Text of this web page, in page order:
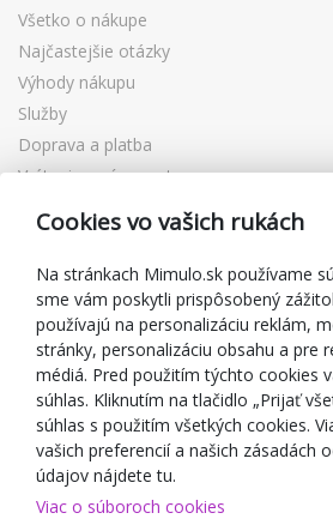
Všetko o nákupe
Najčastejšie otázky
Výhody nákupu
Služby
Doprava a platba
Vrátenie a výmena tovaru
Reklamácia
Darčekové poukážky
Zľavové kupóny
Blog
O predajcovi
Mimulo.sk
Obchodné podmienky
Ochrana osobných údajov GDPR
Kontakty
Spolupracujeme
Cookies vo vašich rukách
Na stránkach Mimulo.sk používame
sme vám poskytli prispôsobený
používajú na personalizáciu reklám,
stránky, personalizáciu obsahu a pre
médiá. Pred použitím týchto cookies
súhlas. Kliknutím na tlačidlo „Prijať
súhlas s použitím všetkých cookies.
vašich preferencií a našich zásadách
údajov nájdete tu.
Viac o súboroch cookies